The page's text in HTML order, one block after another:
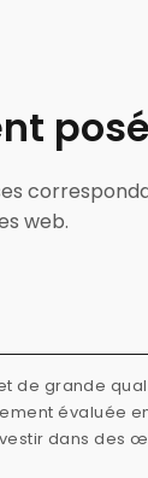
web.
de grande
évaluée
dans des